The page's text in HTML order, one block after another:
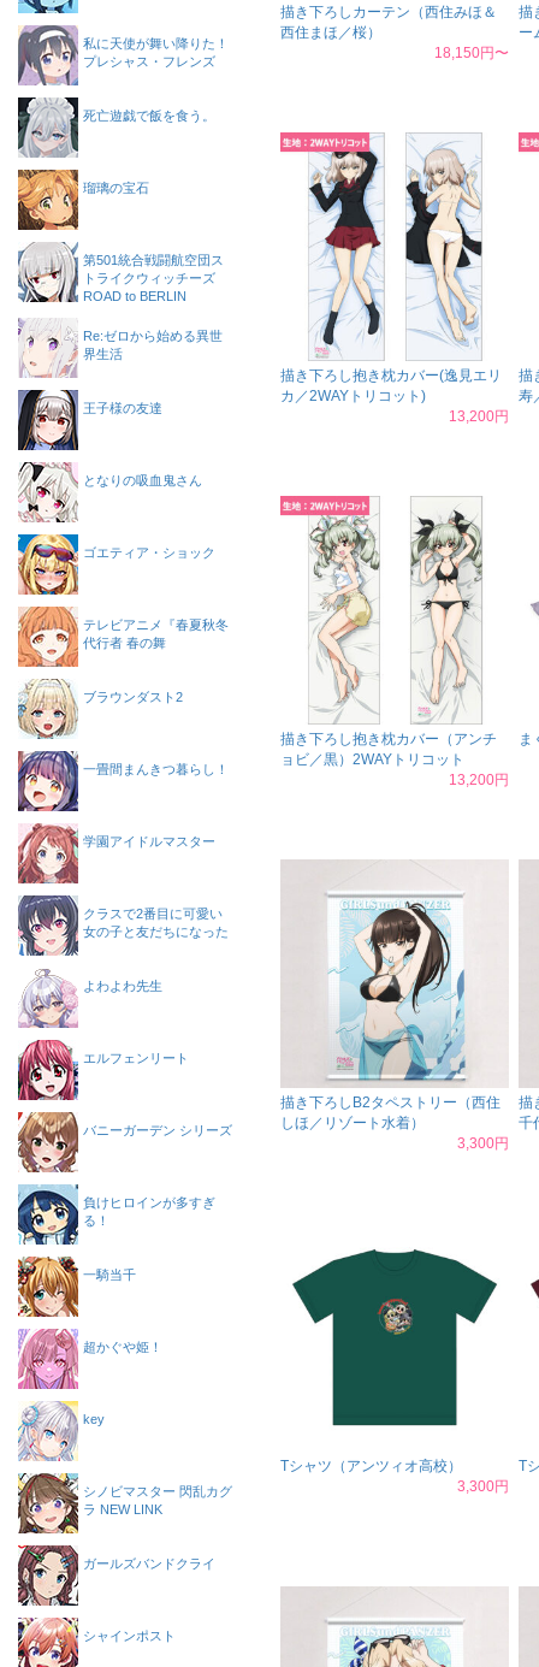
描き下ろしカーテン（西住みほ＆
西住まほ／桜）
18,150円〜
描
ー
描き下ろし抱き枕カバー(逸見エリ
カ／2WAYトリコット)
13,200円
描
寿
描き下ろし抱き枕カバー（アンチ
ョビ／黒）2WAYトリコット
13,200円
ま
描き下ろしB2タペストリー（西住
しほ／リゾート水着）
3,300円
描
千
Tシャツ（アンツィオ高校）
3,300円
T
私に天使が舞い降りた！
プレシャス・フレンズ
死亡遊戯で飯を食う。
瑠璃の宝石
第501統合戦闘航空団ス
トライクウィッチーズ
ROAD to BERLIN
Re:ゼロから始める異世
界生活
王子様の友達
となりの吸血鬼さん
ゴエティア・ショック
テレビアニメ『春夏秋冬
代行者 春の舞
ブラウンダスト2
一畳間まんきつ暮らし！
学園アイドルマスター
クラスで2番目に可愛い
女の子と友だちになった
よわよわ先生
エルフェンリート
バニーガーデン シリーズ
負けヒロインが多すぎ
る！
一騎当千
超かぐや姫！
key
シノビマスター 閃乱カグ
ラ NEW LINK
ガールズバンドクライ
シャインポスト